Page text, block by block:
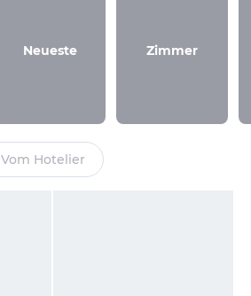
Neueste Zimmer
Vom Hotelier